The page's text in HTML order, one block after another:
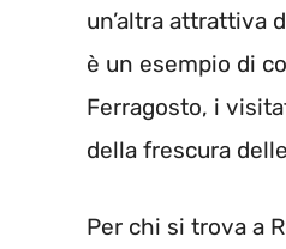
un’altra attrattiva
è un esempio di
Ferragosto, i
della frescura
Per chi si trova a